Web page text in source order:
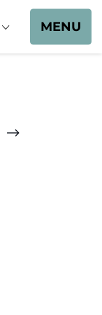
MENU